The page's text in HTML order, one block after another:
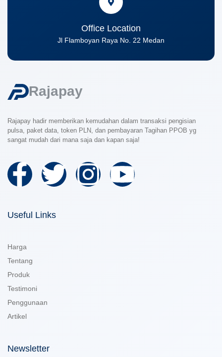
Office Location
Jl Flamboyan Raya No. 22 Medan
Rajapay
Rajapay hadir memberikan kemudahan dalam transaksi pengisian
pulsa, paket data, token PLN, dan pembayaran Tagihan PPOB yg
sangat mudah dari mana saja dan kapan saja!
Useful Links
Harga
Tentang
Produk
Testimoni
Penggunaan
Artikel
Newsletter